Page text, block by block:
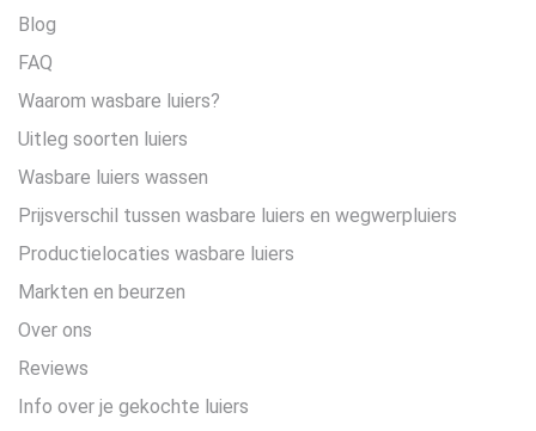
Blog
FAQ
Waarom wasbare luiers?
Uitleg soorten luiers
Wasbare luiers wassen
Prijsverschil tussen wasbare luiers en wegwerpluiers
Productielocaties wasbare luiers
Markten en beurzen
Over ons
Reviews
Info over je gekochte luiers